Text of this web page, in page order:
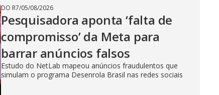
DO R7/05/08/2026
Pesquisadora aponta ‘falta de
compromisso’ da Meta para
barrar anúncios falsos
Estudo do NetLab mapeou anúncios fraudulentos que
simulam o programa Desenrola Brasil nas redes sociais